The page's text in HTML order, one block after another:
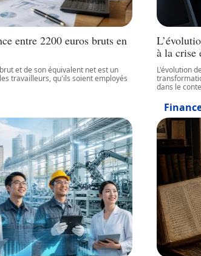
entre 2200 euros bruts en
et de son équivalent net est un
travailleurs, qu'ils soient employés
à la crise
L'évolution
dans le